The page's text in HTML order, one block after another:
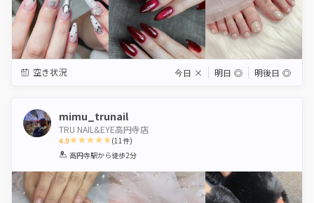
空き状況 今日 × 明日 ◎ 明後日 ◎
mimu_trunail
TRU NAIL&EYE高円寺店
4.9
1 2 3 4 5
(11件)
高円寺駅から徒歩2分